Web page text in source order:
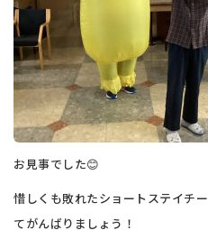
お見事でした😊
惜しくも敗れたショートステイ
てがんばりましょう！